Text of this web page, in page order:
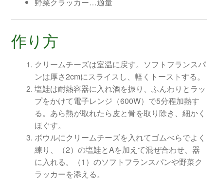
野菜クラッカー…適量
作り方
クリームチーズは室温に戻す。ソフトフランスパ
ンは厚さ2cmにスライスし、軽くトーストする。
塩鮭は耐熱容器に入れ酒を振り、ふんわりとラッ
プをかけて電子レンジ（600W）で5分程加熱す
る。あら熱が取れたら皮と骨を取り除き、細かく
ほぐす。
ボウルにクリームチーズを入れてゴムべらでよく
練り、（2）の塩鮭とAを加えて混ぜ合わせ、器
に入れる。（1）のソフトフランスパンや野菜ク
ラッカーを添える。